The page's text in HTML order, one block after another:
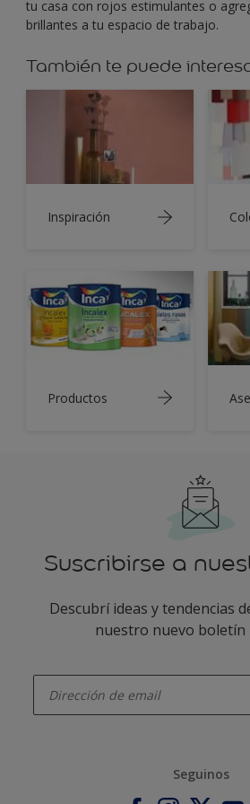
tu casa con rojos estimulantes o
brillantes a tu espacio de trabajo.
También te puede
Inspiración
Productos
Suscribirse a
Descubrí ideas y tendencias
nuestro nuevo boletín
Seguinos